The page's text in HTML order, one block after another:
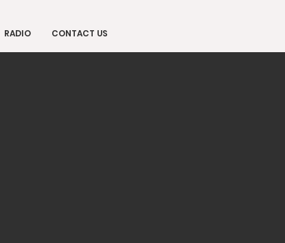
RADIO CONTACT US